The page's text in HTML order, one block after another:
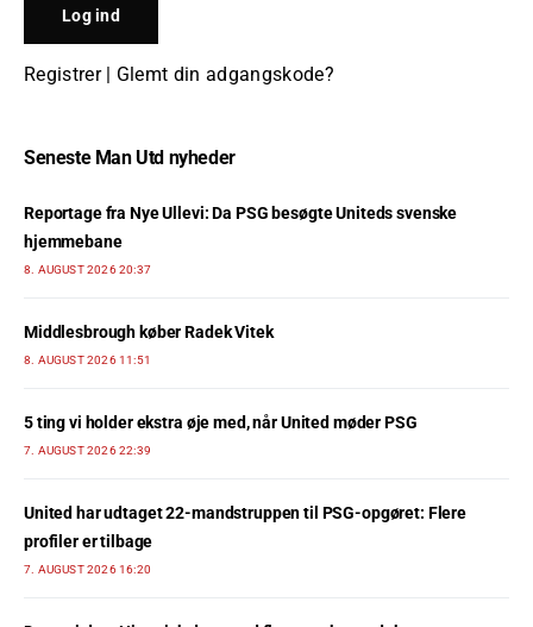
Registrer| Glemt din adgangskode?
Seneste Man Utd nyheder
Reportage fra Nye Ullevi: Da PSG besøgte Uniteds svenske
hjemmebane
8. AUGUST 2026 20:37
Middlesbrough køber Radek Vitek
8. AUGUST 2026 11:51
5 ting vi holder ekstra øje med, når United møder PSG
7. AUGUST 2026 22:39
United har udtaget 22-mandstruppen til PSG-opgøret: Flere
profiler er tilbage
7. AUGUST 2026 16:20